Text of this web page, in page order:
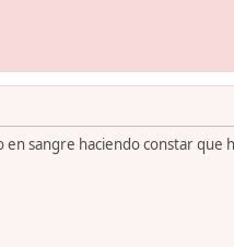
sangre haciendo constar que